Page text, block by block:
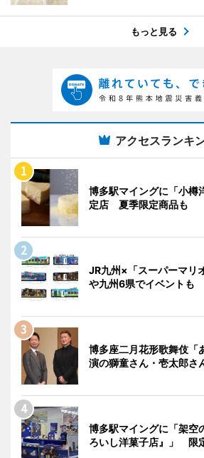
もっと見る
アクセスランキ
博多駅マイングに「小樽
定店 夏季限定商品も
JR九州×「スーパーマ
や九州6県でイベントも
博多座二月花形歌舞伎「
演の獅童さん・壱太郎さ
博多駅マイングに「架空
ろいし洋菓子店』」 限